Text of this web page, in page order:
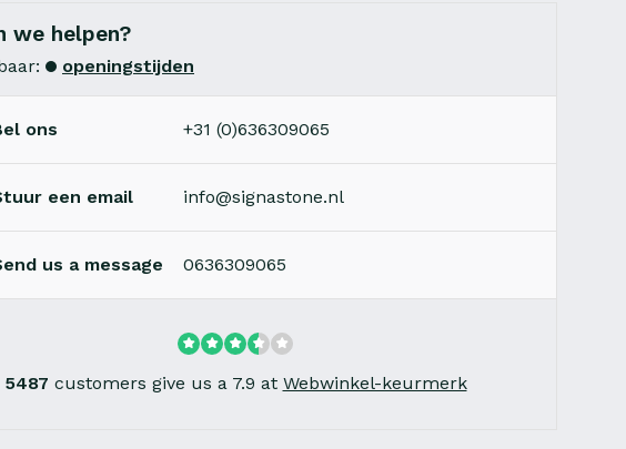
we helpen?
openingstijden
ons +31 (0)636309065
een email info@signastone.nl
us a message 0636309065
5487 customers give us a 7.9 at Webwinkel-keurmerk